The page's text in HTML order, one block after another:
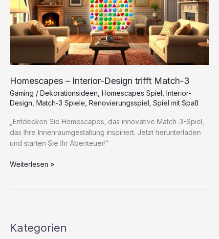
Homescapes – Interior-Design trifft Match-3
Gaming / Dekorationsideen Homescapes Spiel Interior-
Design Match-3 Spiele Renovierungsspiel Spiel mit Spaß
„Entdecken Sie Homescapes, das innovative Match-3-Spiel,
das Ihre Innenraumgestaltung inspiriert. Jetzt herunterladen
und starten Sie Ihr Abenteuer!“
Homescapes
3
Weiterlesen »
Kategorien